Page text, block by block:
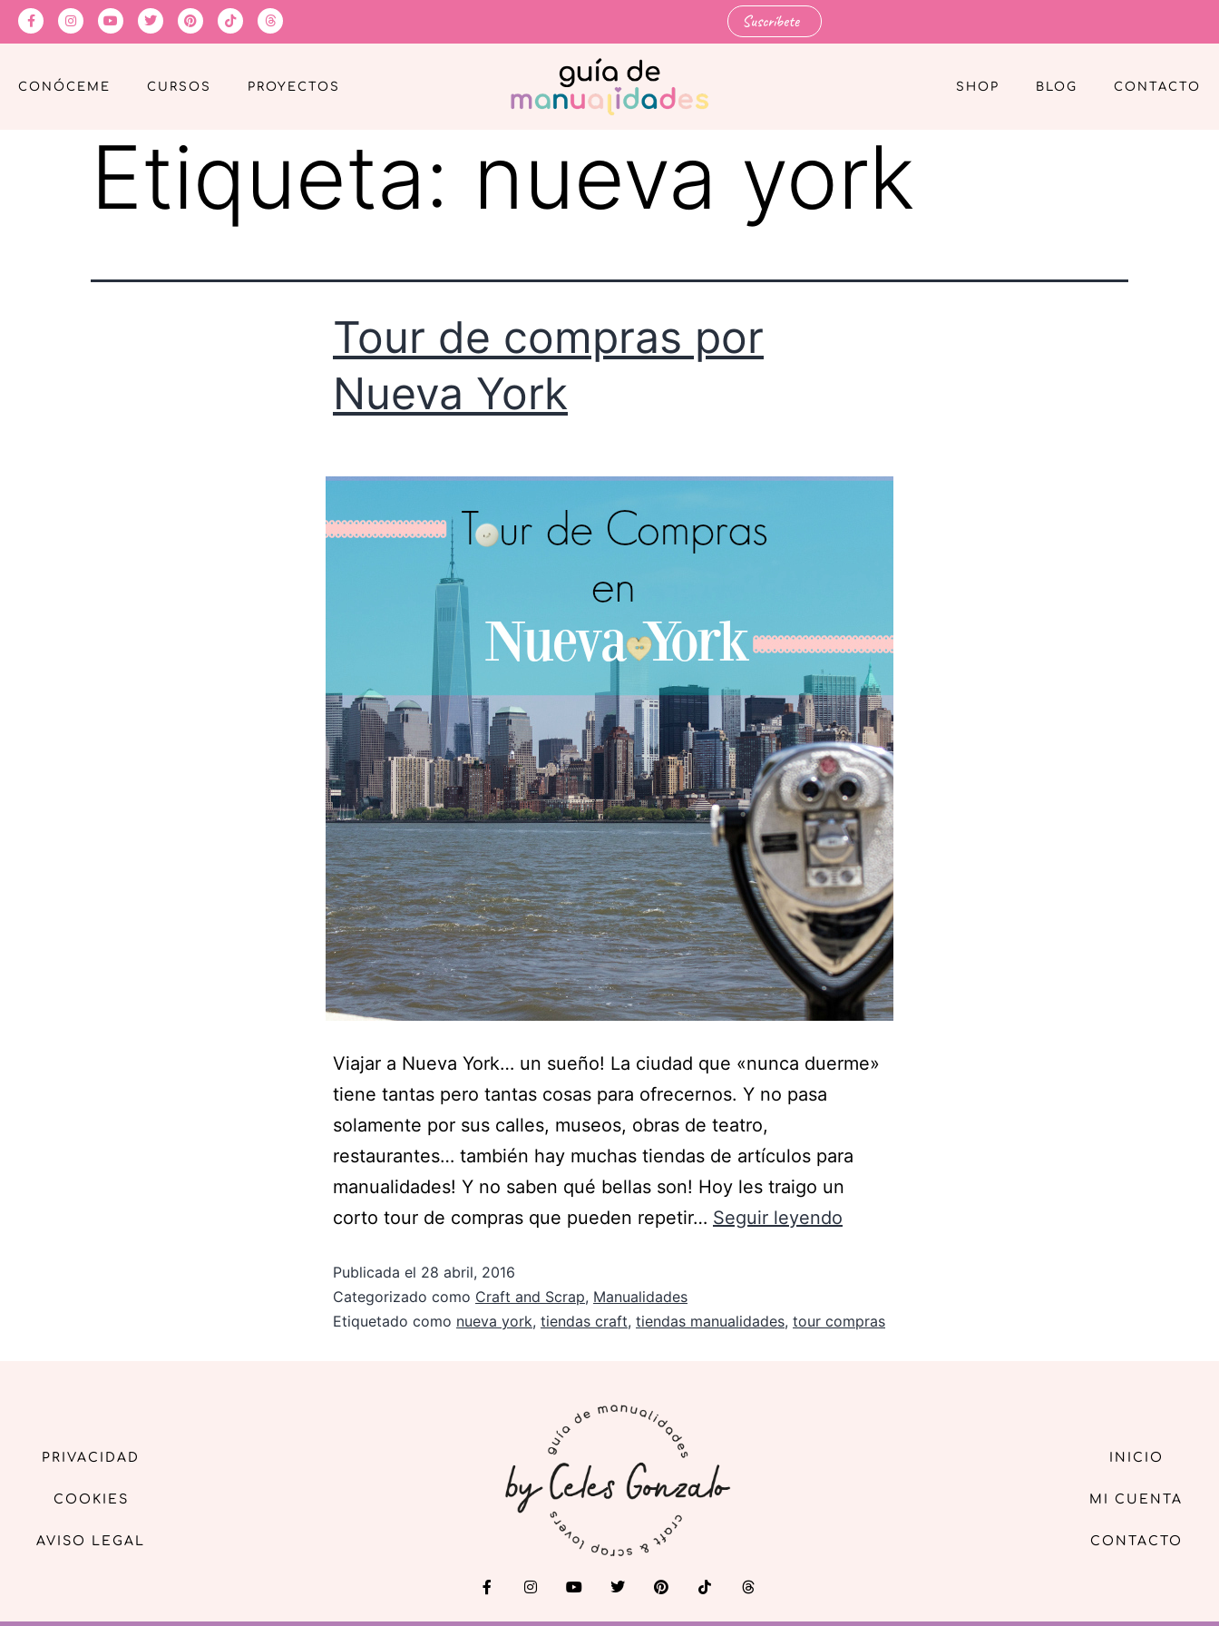
Suscríbete
CONÓCEME CURSOS PROYECTOS SHOP BLOG CONTACTO
Etiqueta: nueva york
Tour de compras por
Nueva York
Viajar a Nueva York… un sueño! La ciudad que «nunca duerme»
tiene tantas pero tantas cosas para ofrecernos. Y no pasa
solamente por sus calles, museos, obras de teatro,
restaurantes… también hay muchas tiendas de artículos para
manualidades! Y no saben qué bellas son! Hoy les traigo un
corto tour de compras que pueden repetir… Seguir leyendo
Publicada el 28 abril, 2016
Categorizado como Craft and Scrap, Manualidades
Etiquetado como nueva york, tiendas craft, tiendas manualidades, tour compras
PRIVACIDAD
COOKIES
AVISO LEGAL
INICIO
MI CUENTA
CONTACTO